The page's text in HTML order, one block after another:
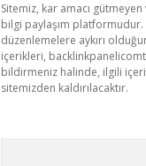
Sitemiz, kar amacı
bilgi paylaşım platformudur.
düzenlemelere aykırı
içerikleri,
bildirmeniz halinde, ilgili
sitemizden kaldırılacaktır.